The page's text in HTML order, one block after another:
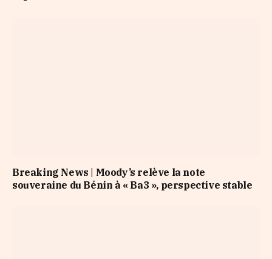
Breaking News | Moody’s relève la note
souveraine du Bénin à « Ba3 », perspective stable